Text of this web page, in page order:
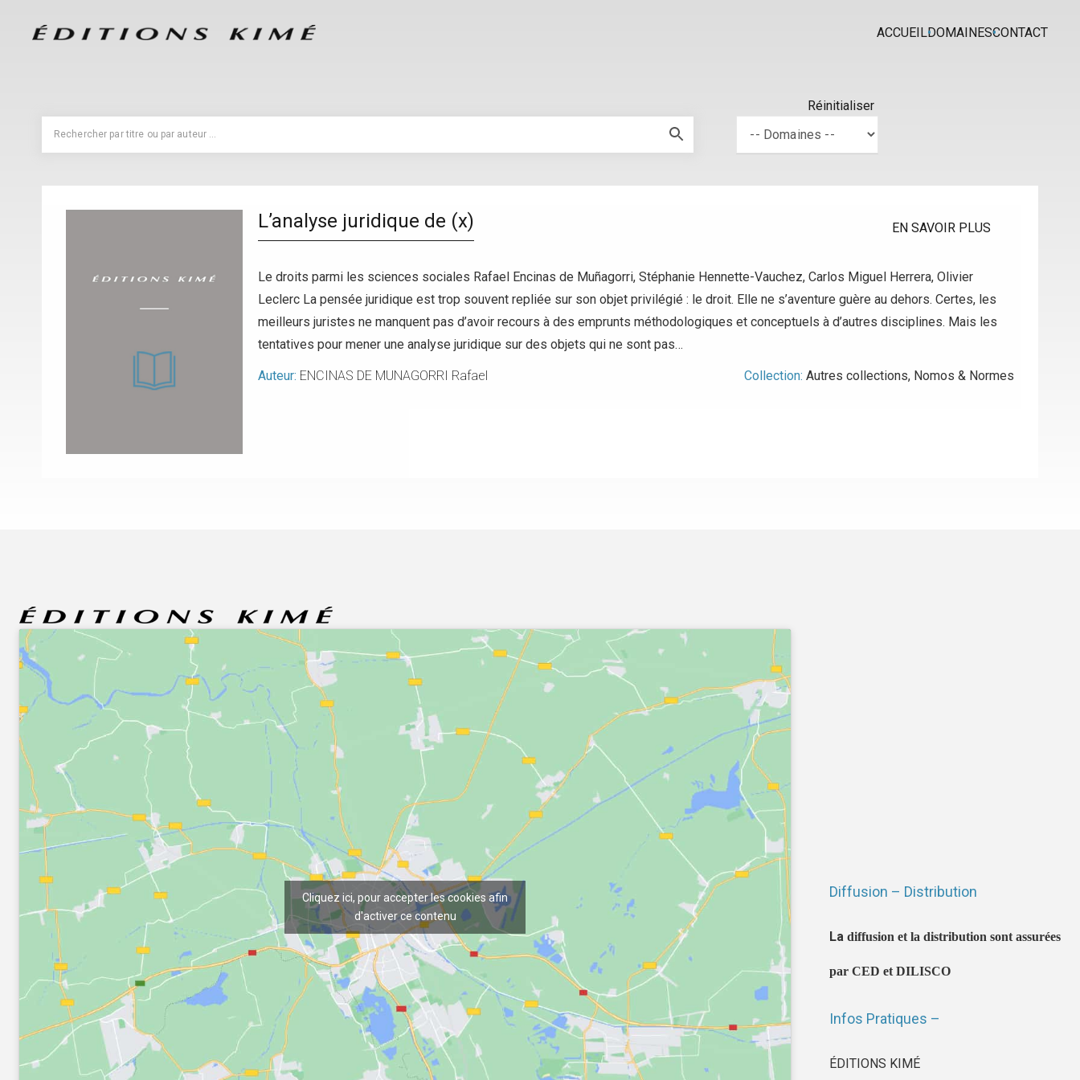
ACCUEILDOMAINESCONTACT
Réinitialiser
L’analyse juridique de (x) EN SAVOIR PLUS
Le droits parmi les sciences sociales Rafael Encinas de Muñagorri, Stéphanie Hennette-Vauchez, Carlos Miguel Herrera, Olivier
Leclerc La pensée juridique est trop souvent repliée sur son objet privilégié : le droit. Elle ne s’aventure guère au dehors. Certes, les
meilleurs juristes ne manquent pas d’avoir recours à des emprunts méthodologiques et conceptuels à d’autres disciplines. Mais les
tentatives pour mener une analyse juridique sur des objets qui ne sont pas…
Auteur: ENCINAS DE MUNAGORRI Rafael Collection: Autres collections, Nomos & Normes
Cliquez ici, pour accepter les cookies afin
d'activer ce contenu
Diffusion – Distribution
La diffusion et la distribution sont assurées
par CED et DILISCO
Infos Pratiques –
ÉDITIONS KIMÉ